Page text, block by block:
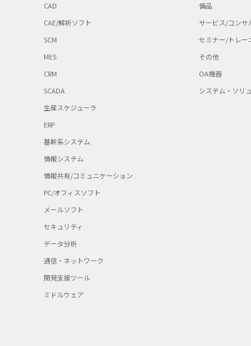
CAD
CAE/解析ソフト
SCM
MES
CRM
SCADA
生産スケジューラ
ERP
基幹系システム
情報システム
情報共有/コミュニケーション
PC/オフィスソフト
メールソフト
セキュリティ
データ分析
通信・ネットワーク
開発支援ツール
ミドルウェア
備品
サービス/コンサ
セミナー/トレー
その他
OA機器
システム・ソリ